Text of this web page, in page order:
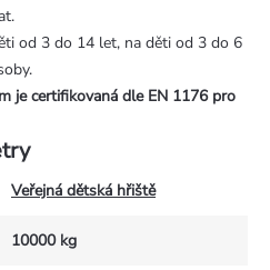
od 3 do 14 let, na děti od 3 do 6
je certifikovaná dle EN 1176 pro
Veřejná dětská hřiště
10000 kg